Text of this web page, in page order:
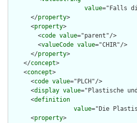
value="Falls
      </
property>
      <
property>
        <
code value="parent"/>
        <
valueCode value="CHIR"/>
      </
property>
    </
concept>
    <
concept>
      <
code value="PLCH"/>
      <
display value="Plastische
      <
definition
value="Die
      <
property>